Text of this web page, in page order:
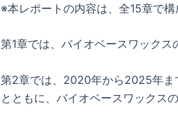
※本レポートの内容は、全15章で構
第1章では、バイオベースワックス
第2章では、2020年から2025年ま
とともに、バイオベースワックス